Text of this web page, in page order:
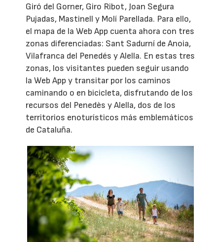
Giró del Gorner, Giro Ribot, Joan Segura
Pujadas, Mastinell y Molí Parellada. Para ello,
el mapa de la Web App cuenta ahora con tres
zonas diferenciadas: Sant Sadurní de Anoia,
Vilafranca del Penedés y Alella. En estas tres
zonas, los visitantes pueden seguir usando
la Web App y transitar por los caminos
caminando o en bicicleta, disfrutando de los
recursos del Penedès y Alella, dos de los
territorios enoturísticos más emblemáticos
de Cataluña.